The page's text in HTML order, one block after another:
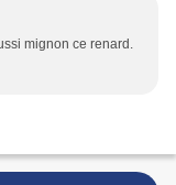
mignon ce renard.